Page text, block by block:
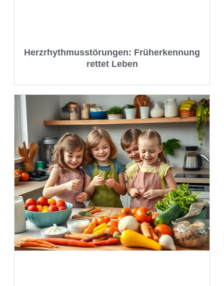
Herzrhythmusstörungen: Früherkennung
rettet Leben